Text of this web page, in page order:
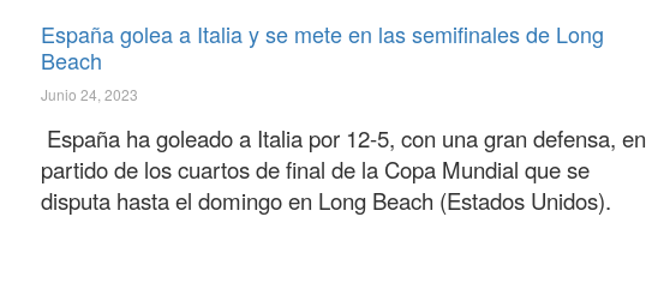
España golea a Italia y se mete en las semifinales de Long
Beach
Junio 24, 2023
España ha goleado a Italia por 12-5, con una gran defensa, en
partido de los cuartos de final de la Copa Mundial que se
disputa hasta el domingo en Long Beach (Estados Unidos).